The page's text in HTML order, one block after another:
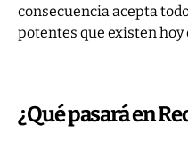
consecuencia acepta
potentes que existen
¿Qué pasará en